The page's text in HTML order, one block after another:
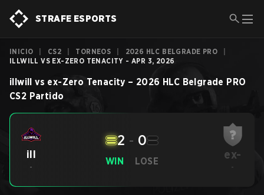
STRAFE ESPORTS
INICIO CS2 TORNEOS 2026 HLC BELGRADE PRO
ILLWILL VS EX-ZERO TENACITY - APR 3, 2026
illwill vs ex-Zero Tenacity – 2026 HLC Belgrade PRO
CS2 Partido
ill
-
WIN
2 - 0
LOSE ex-
-